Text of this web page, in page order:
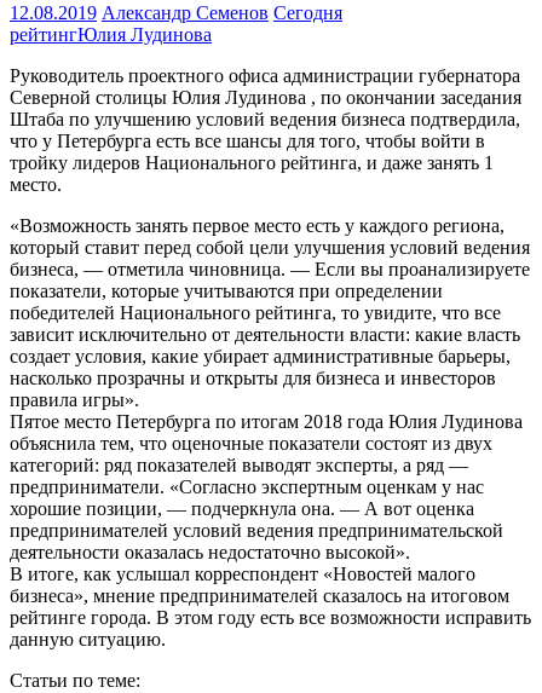
12.08.2019 Александр Семенов Сегодня
рейтингЮлия Лудинова
Руководитель проектного офиса администрации губернатора
Северной столицы Юлия Лудинова , по окончании заседания
Штаба по улучшению условий ведения бизнеса подтвердила,
что у Петербурга есть все шансы для того, чтобы войти в
тройку лидеров Национального рейтинга, и даже занять 1
место.
«Возможность занять первое место есть у каждого региона,
который ставит перед собой цели улучшения условий ведения
бизнеса, — отметила чиновница. — Если вы проанализируете
показатели, которые учитываются при определении
победителей Национального рейтинга, то увидите, что все
зависит исключительно от деятельности власти: какие власть
создает условия, какие убирает административные барьеры,
насколько прозрачны и открыты для бизнеса и инвесторов
правила игры».
Пятое место Петербурга по итогам 2018 года Юлия Лудинова
объяснила тем, что оценочные показатели состоят из двух
категорий: ряд показателей выводят эксперты, а ряд —
предприниматели. «Согласно экспертным оценкам у нас
хорошие позиции, — подчеркнула она. — А вот оценка
предпринимателей условий ведения предпринимательской
деятельности оказалась недостаточно высокой».
В итоге, как услышал корреспондент «Новостей малого
бизнеса», мнение предпринимателей сказалось на итоговом
рейтинге города. В этом году есть все возможности исправить
данную ситуацию.
Статьи по теме: